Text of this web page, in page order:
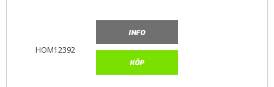
HOM12392
INFO
KÖP